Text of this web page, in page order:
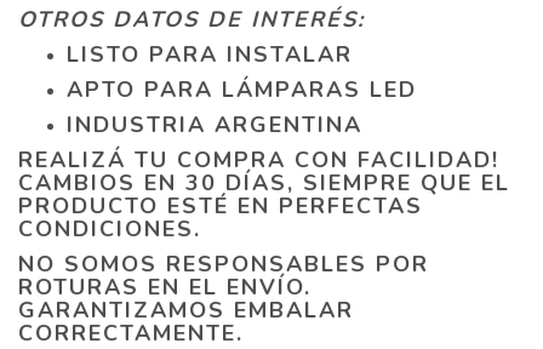
OTROS DATOS DE INTERÉS:
LISTO PARA INSTALAR
APTO PARA LÁMPARAS LED
INDUSTRIA ARGENTINA
REALIZÁ TU COMPRA CON FACILIDAD!
CAMBIOS EN 30 DÍAS, SIEMPRE QUE EL
PRODUCTO ESTÉ EN PERFECTAS
CONDICIONES.
NO SOMOS RESPONSABLES POR
ROTURAS EN EL ENVÍO.
GARANTIZAMOS EMBALAR
CORRECTAMENTE.